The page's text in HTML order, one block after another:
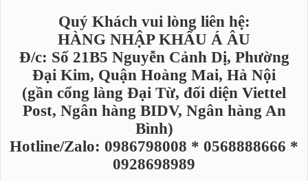
Quý Khách vui lòng liên hệ:
HÀNG NHẬP KHẨU Á ÂU
Đ/c: Số 21B5 Nguyễn Cảnh Dị, Phường
Đại Kim, Quận Hoàng Mai, Hà Nội
(gần cổng làng Đại Từ, đối diện Viettel
Post, Ngân hàng BIDV, Ngân hàng An
Bình)
Hotline/Zalo: 0986798008 * 0568888666 *
0928698989